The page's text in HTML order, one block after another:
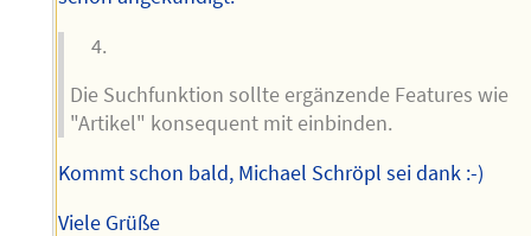
Die Suchfunktion sollte ergänzende Features wie
"Artikel" konsequent mit einbinden.
Kommt schon bald, Michael Schröpl sei dank :-)
Viele Grüße